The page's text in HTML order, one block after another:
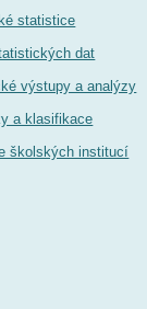
statistice
dat
výstupy a analýzy
a klasifikace
školských institucí